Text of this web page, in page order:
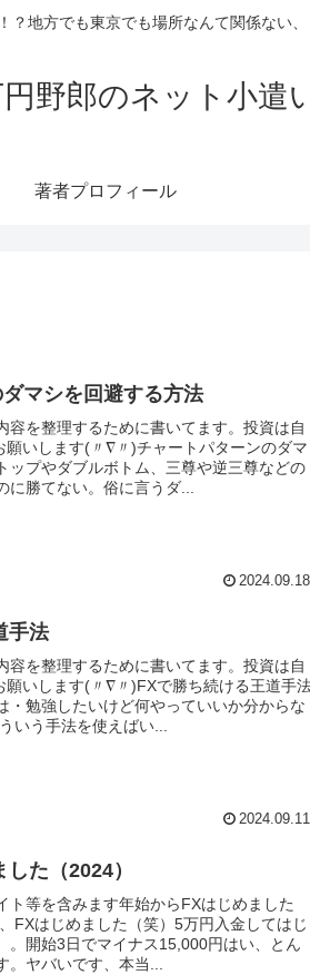
地方でも東京でも場所なんて関係ない
野郎のネット小遣
著者プロフィール
マシを回避する方法
容を整理するために書いてます。投資は自
願いします(〃∇〃)チャートパターンのダマ
ップやダブルボトム、三尊や逆三尊などの
勝てない。俗に言うダ...
2024.09.18
手法
容を整理するために書いてます。投資は自
願いします(〃∇〃)FXで勝ち続ける王道手
・勉強したいけど何やっていいか分からな
いう手法を使えばい...
2024.09.11
た（2024）
ト等を含みます年始からFXはじめました
FXはじめました（笑）5万円入金してはじ
。開始3日でマイナス15,000円はい、とん
。ヤバいです、本当...